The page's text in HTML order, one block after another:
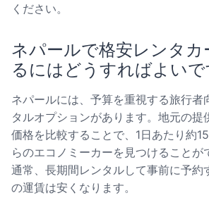
ください。
ネパールで格安レンタカ
るにはどうすればよいで
ネパールには、予算を重視する旅行者
タルオプションがあります。地元の提
価格を比較することで、1日あたり約
らのエコノミーカーを見つけることが
通常、長期間レンタルして事前に予約
の運賃は安くなります。